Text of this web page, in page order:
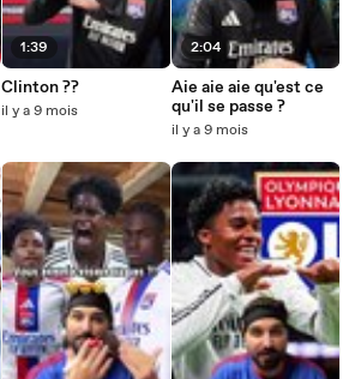
1:39
Clinton ??
il y a 9 mois
2:04
Aie aie aie qu'est ce
qu'il se passe ?
il y a 9 mois